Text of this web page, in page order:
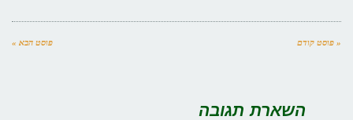
« פוסט קודם פוסט הבא »
השארת תגובה